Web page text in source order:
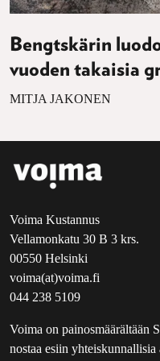
Bengtskärin
vuoden takaisia
MITJA JAKONEN
Voima Kustannus
Vellamonkatu 30 B 3 krs.
00550 Helsinki
voima(at)voima.fi
044 238 5109
Voima on painosmäärältään
nostaa esiin